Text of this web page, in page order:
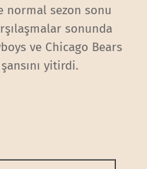
normal sezon sonu
sonunda
ve Chicago Bears
yitirdi.